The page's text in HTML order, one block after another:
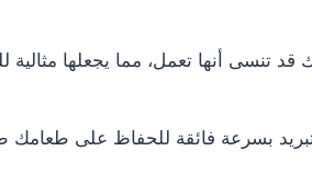
تنسى أنها تعمل، مما يجعلها مثالية
بسرعة فائقة للحفاظ على طعامك